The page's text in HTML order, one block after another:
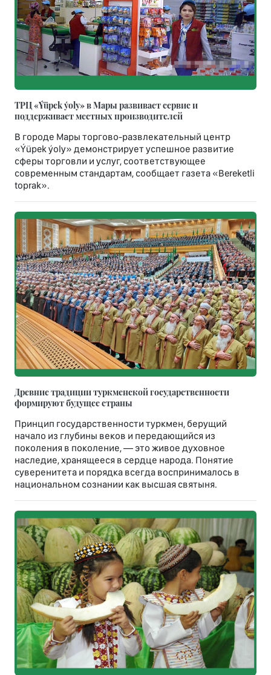
ТРЦ «Ýüpek ýoly» в Мары развивает сервис и
поддерживает местных производителей
В городе Мары торгово-развлекательный центр
«Ýüpek ýoly» демонстрирует успешное развитие
сферы торговли и услуг, соответствующее
современным стандартам, сообщает газета «Bereketli
toprak».
Древние традиции туркменской государственности
формируют будущее страны
Принцип государственности туркмен, берущий
начало из глубины веков и передающийся из
поколения в поколение, — это живое духовное
наследие, хранящееся в сердце народа. Понятие
суверенитета и порядка всегда воспринималось в
национальном сознании как высшая святыня.